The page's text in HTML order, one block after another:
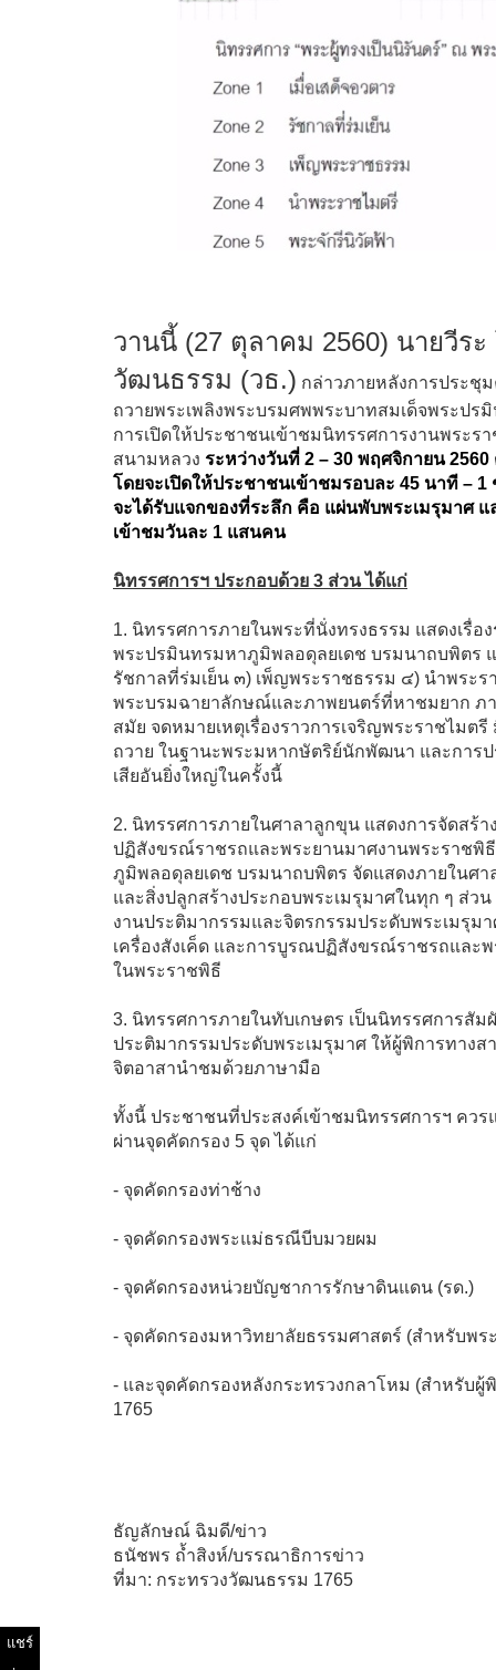
วานนี้ (27 ตุลาคม 2560) นายวีร
วัฒนธรรม (วธ.) กล่าวภายหลังการประชุ
ถวายพระเพลิงพระบรมศพพระบาทสมเด็จพระป
การเปิดให้ประชาชนเข้าชมนิทรรศการงานพระ
สนามหลวง ระหว่างวันที่ 2 – 30 พฤศจิกายน 2560
โดยจะเปิดให้ประชาชนเข้าชมรอบละ 45 นาที –
จะได้รับแจกของที่ระลึก คือ แผ่นพับพระเมรุมาศ
เข้าชมวันละ 1 แสนคน
นิทรรศการฯ ประกอบด้วย 3 ส่วน ได้แก่
1. นิทรรศการภายในพระที่นั่งทรงธรรม แสดงเรื่
พระปรมินทรมหาภูมิพลอดุลยเดช บรมนาถบพิตร แ
รัชกาลที่ร่มเย็น ๓) เพ็ญพระราชธรรม ๔) นำพระ
พระบรมฉายาลักษณ์และภาพยนตร์ที่หาชมยาก
สมัย จดหมายเหตุเรื่องราวการเจริญพระราชไมต
ถวาย ในฐานะพระมหากษัตริย์นักพัฒนา และกา
เสียอันยิ่งใหญ่ในครั้งนี้
2. นิทรรศการภายในศาลาลูกขุน แสดงการจัดสร้
ปฏิสังขรณ์ราชรถและพระยานมาศงานพระราชพิ
ภูมิพลอดุลยเดช บรมนาถบพิตร จัดแสดงภายในศา
และสิ่งปลูกสร้างประกอบพระเมรุมาศในทุก ๆ ส่
งานประติมากรรมและจิตรกรรมประดับพระเมรุ
เครื่องสังเค็ด และการบูรณปฏิสังขรณ์ราชรถและ
ในพระราชพิธี
3. นิทรรศการภายในทับเกษตร เป็นนิทรรศการสั
ประติมากรรมประดับพระเมรุมาศ ให้ผู้พิการทาง
จิตอาสานำชมด้วยภาษามือ
ทั้งนี้ ประชาชนที่ประสงค์เข้าชมนิทรรศการฯ คว
ผ่านจุดคัดกรอง 5 จุด ได้แก่
- จุดคัดกรองท่าช้าง
- จุดคัดกรองพระแม่ธรณีบีบมวยผม
- จุดคัดกรองหน่วยบัญชาการรักษาดินแดน (รด.)
- จุดคัดกรองมหาวิทยาลัยธรรมศาสตร์ (สำหรับพร
- และจุดคัดกรองหลังกระทรวงกลาโหม (สำหรับ
1765
ธัญลักษณ์ ฉิมดี/ข่าว
ธนัชพร ถ้ำสิงห์/บรรณาธิการข่าว
ที่มา: กระทรวงวัฒนธรรม 1765
แชร์